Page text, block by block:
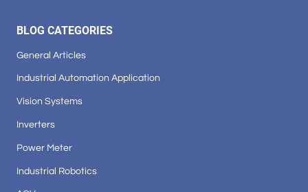
BLOG CATEGORIES
General Articles
Industrial Automation Application
Vision Systems
Inverters
Power Meter
Industrial Robotics